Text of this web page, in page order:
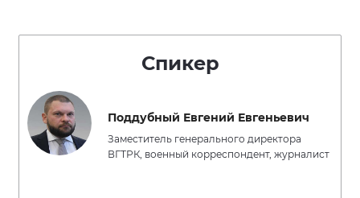
Спикер
Поддубный Евгений Евгеньевич
Заместитель генерального директора
ВГТРК, военный корреспондент, журналист